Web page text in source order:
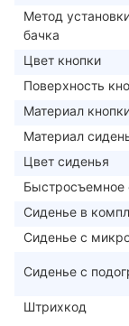
Метод
бачка
Цвет кнопки
Поверхность
Материал
Материал
Цвет сиденья
Быстросъемное
Сиденье в
Сиденье с
Сиденье с
Штрихкод